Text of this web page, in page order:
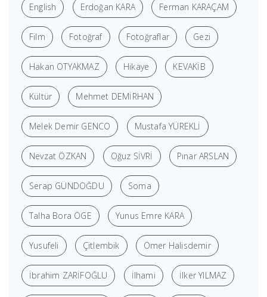
English Erdoğan KARA Ferman KARAÇAM
Film Fotoğraf Fotoğraflar Gezi
Hakan OTYAKMAZ Hikaye KEVAKİB
Kültür Mehmet DEMİRHAN
Melek Demir GENCO Mustafa YÜREKLİ
Nevzat ÖZKAN Oğuz SİVRİ Pınar ARSLAN
Serap GÜNDOĞDU Soma
Talha Bora ÖGE Yunus Emre KARA
Yusufeli Çitlembik Ömer Halisdemir
İbrahim ZARİFOĞLU İlhami İlker YILMAZ